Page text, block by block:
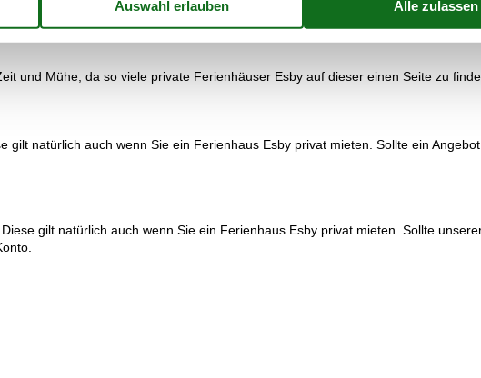
Kattegatcenter.
und Mühe, da so viele private Ferienhäuser Esby auf dieser einen Seite zu
natürlich auch wenn Sie ein Ferienhaus Esby privat mieten. Sollte ein
gilt natürlich auch wenn Sie ein Ferienhaus Esby privat mieten. Sollte